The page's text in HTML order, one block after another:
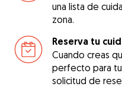
una lista de
zona.
Reserva tu
Cuando creas
perfecto para
solicitud de